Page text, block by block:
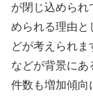
が閉じ込められ
められる理由と
どが考えられ
などが背景にあ
件数も増加傾向